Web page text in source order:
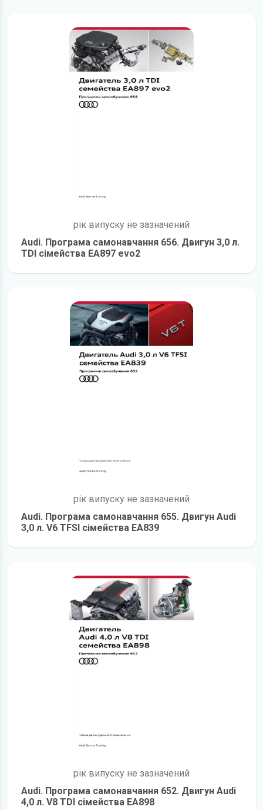
рік випуску не зазначений
Audi. Програма самонавчання 656. Двигун 3,0 л.
TDI сімейства EA897 evo2
рік випуску не зазначений
Audi. Програма самонавчання 655. Двигун Audi
3,0 л. V6 TFSI сімейства EA839
рік випуску не зазначений
Audi. Програма самонавчання 652. Двигун Audi
4,0 л. V8 TDI сімейства EA898